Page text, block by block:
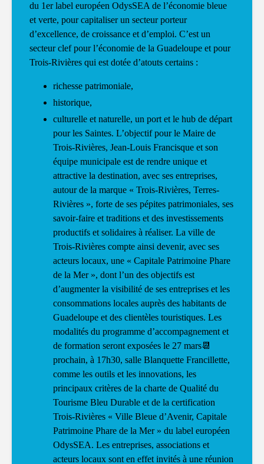
du 1er label européen OdysSEA de l’économie bleue
et verte, pour capitaliser un secteur porteur
d’excellence, de croissance et d’emploi. C’est un
secteur clef pour l’économie de la Guadeloupe et pour
Trois-Rivières qui est dotée d’atouts certains :
richesse patrimoniale,
historique,
culturelle et naturelle, un port et le hub de départ
pour les Saintes. L’objectif pour le Maire de
Trois-Rivières, Jean-Louis Francisque et son
équipe municipale est de rendre unique et
attractive la destination, avec ses entreprises,
autour de la marque « Trois-Rivières, Terres-
Rivières », forte de ses pépites patrimoniales, ses
savoir-faire et traditions et des investissements
productifs et solidaires à réaliser. La ville de
Trois-Rivières compte ainsi devenir, avec ses
acteurs locaux, une « Capitale Patrimoine Phare
de la Mer », dont l’un des objectifs est
d’augmenter la visibilité de ses entreprises et les
consommations locales auprès des habitants de
Guadeloupe et des clientèles touristiques. Les
modalités du programme d’accompagnement et
de formation seront exposées le 27 mars📆
prochain, à 17h30, salle Blanquette Francillette,
comme les outils et les innovations, les
principaux critères de la charte de Qualité du
Tourisme Bleu Durable et de la certification
Trois-Rivières « Ville Bleue d’Avenir, Capitale
Patrimoine Phare de la Mer » du label européen
OdysSEA. Les entreprises, associations et
acteurs locaux sont en effet invités à une réunion